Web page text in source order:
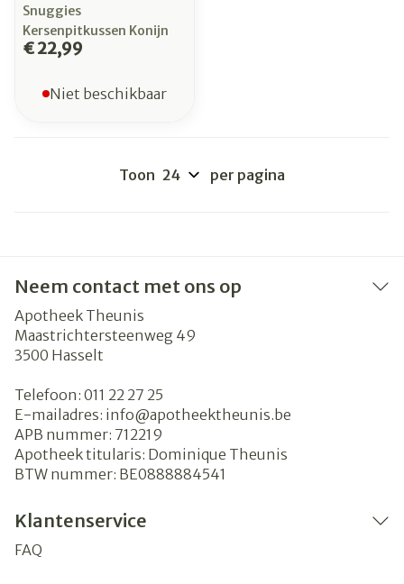
Snuggies
Kersenpitkussen Konijn
€ 22,99
Niet beschikbaar
Toon per pagina
Neem contact met ons op
Apotheek Theunis
Maastrichtersteenweg 49
3500 Hasselt
Telefoon: 011 22 27 25
E-mailadres: info@apotheektheunis.be
APB nummer: 712219
Apotheek titularis: Dominique Theunis
BTW nummer: BE0888884541
Klantenservice
FAQ